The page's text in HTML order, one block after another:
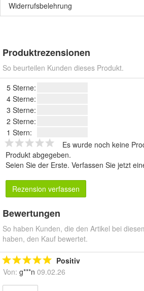
Widerrufsbelehrung
Produktrezensionen
So beurteilen Kunden dieses Produkt.
5 Sterne:
4 Sterne:
3 Sterne:
2 Sterne:
1 Stern:
Es wurde noch keine
Produkt abgegeben.
Seien Sie der Erste. Verfassen Sie jetzt
Rezension verfassen
Bewertungen
So haben Kunden, die den Artikel bei
haben, den Kauf bewertet.
Positiv
Von: g***n 09.02.26